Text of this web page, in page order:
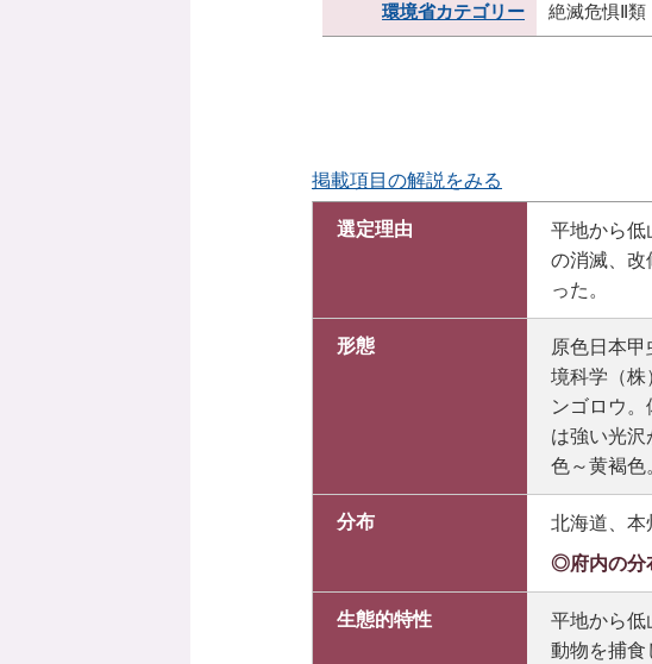
環境省カテゴリー 絶滅危惧Ⅱ類
掲載項目の解説をみる
選定理由
平地から低
の消滅、改
った。
形態
原色日本
境科学（株
ンゴロウ
は強い光
色～黄褐色
分布
北海道、本
◎府内の分
生態的特性
平地から低
動物を捕食